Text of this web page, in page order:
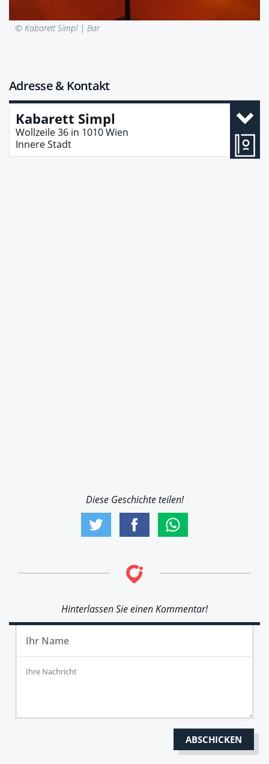
© Kabarett Simpl | Bar
Adresse & Kontakt
Kabarett Simpl
Wollzeile 36 in 1010Wien
Innere Stadt
Diese Geschichte teilen!
Hinterlassen Sie einen Kommentar!